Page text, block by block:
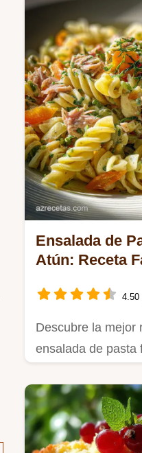
Ensalada de
Atún: Receta
4.50
Descubre la mejor
ensalada de pasta
almuerzo…